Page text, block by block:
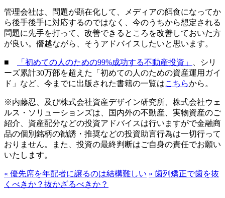
管理会社は、問題が顕在化して、メディアの餌食になってか
ら後手後手に対応するのではなく、今のうちから想定される
問題に先手を打って、改善できるところを改善しておいた方
が良い。僭越ながら、そうアドバイスしたいと思います。
■ 「初めての人のための99%成功する不動産投資」
、シリ
ーズ累計30万部を超えた「初めての人のための資産運用ガイ
ド」など、今までに出版された書籍の一覧はこちらから。
※内藤忍、及び株式会社資産デザイン研究所、株式会社ウェ
ルス・ソリューションズは、国内外の不動産、実物資産のご
紹介、資産配分などの投資アドバイスは行いますがで金融商
品の個別銘柄の勧誘・推奨などの投資助言行為は一切行って
おりません。また、投資の最終判断はご自身の責任でお願い
いたします。
« 優先席を年配者に譲るのは結構難しい » 歯列矯正で歯を抜
くべきか？抜かざるべきか？